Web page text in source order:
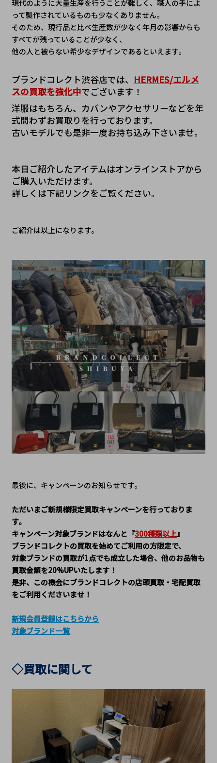
現代のように大量生産を行うことが難しく、職人の手によ
って製作されているものも少なくありません。
そのため、現行品と比べ生産数が少なく年月の影響からも
すべてが残っていることが少なく、
他の人と被らない希少なデザインであるといえます。
ブランドコレクト渋谷店では、 HERMES/エルメ
スの買取を強化中でございます！
洋服はもちろん、カバンやアクセサリーなどを年
式問わずお買取りを行っております。
古いモデルでも是非一度お持ち込み下さいませ。
本日ご紹介したアイテムはオンラインストアから
ご購入いただけます。
詳しくは下記リンクをご覧ください。
ご紹介は以上になります。
最後に、キャンペーンのお知らせです。
ただいまご新規様限定買取キャンペーンを行っておりま
す。
キャンペーン対象ブランドはなんと『300種類以上』
ブランドコレクトの買取を始めてご利用の方限定で、
対象ブランドの買取が1点でも成立した場合、他のお品物も
買取金額を20%UPいたします！
是非、この機会にブランドコレクトの店頭買取・宅配買取
をご利用くださいませ！
新規会員登録はこちらから
対象ブランド一覧
◇買取に関して